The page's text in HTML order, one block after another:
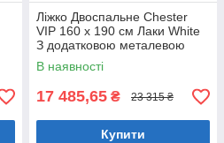
Ліжко Двоспальне Chester
VIP 160 х 190 см Лаки White
З додатковою металевою
цільнозварною рамою Білий
В наявності
17 485,65 ₴ 23 315 ₴
Купити